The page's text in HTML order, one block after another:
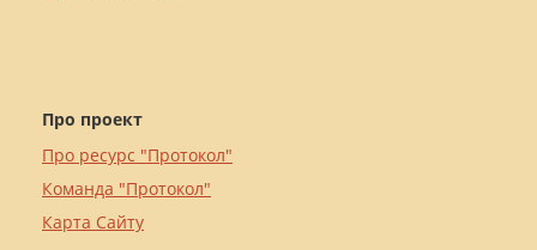
Про проект
Про ресурс "Протокол"
Команда "Протокол"
Карта Сайту